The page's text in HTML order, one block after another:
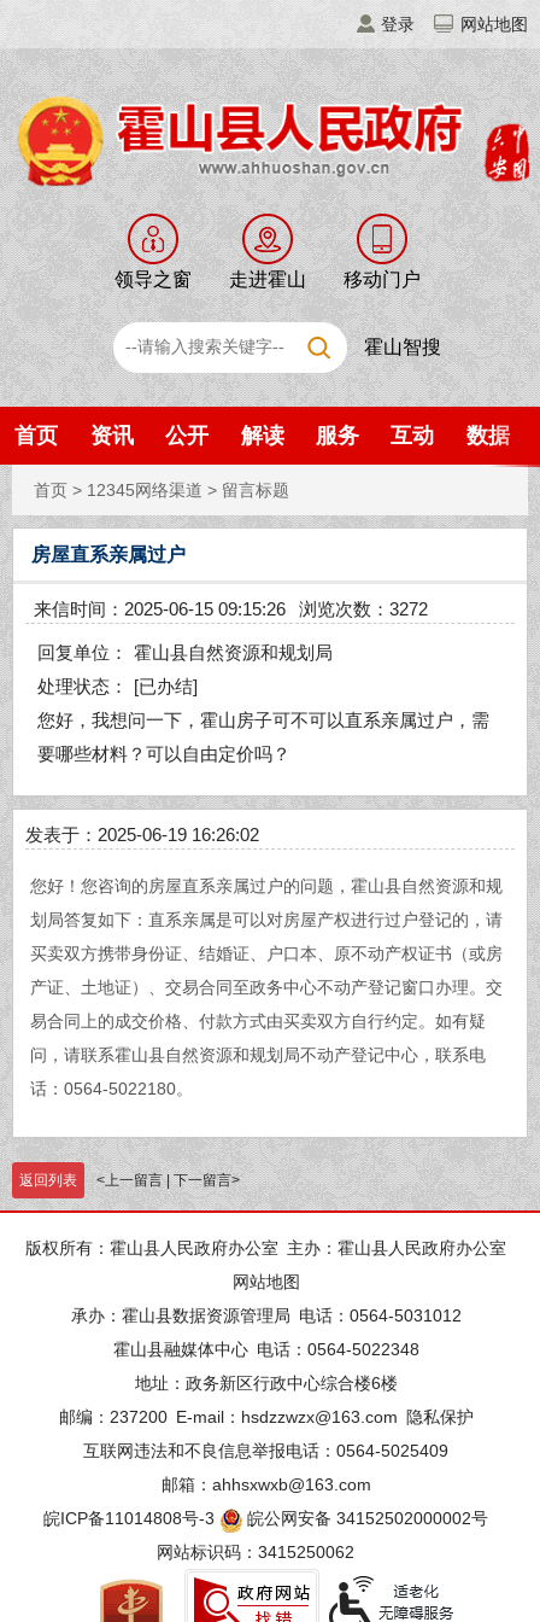
登录 网站地图
领导之窗 走进霍山 移动门户
霍山智搜
首页 资讯 公开 解读 服务 互动 数据
首页 > 12345网络渠道 > 留言标题
房屋直系亲属过户
来信时间：2025-06-15 09:15:26 浏览次数：3272
回复单位：
霍山县自然资源和规划局
处理状态：
[已办结]
您好，我想问一下，霍山房子可不可以直系亲属过户，需
要哪些材料？可以自由定价吗？
发表于：2025-06-19 16:26:02
您好！您咨询的房屋直系亲属过户的问题，霍山县自然资源和规
划局答复如下：直系亲属是可以对房屋产权进行过户登记的，请
买卖双方携带身份证、结婚证、户口本、原不动产权证书（或房
产证、土地证）、交易合同至政务中心不动产登记窗口办理。交
易合同上的成交价格、付款方式由买卖双方自行约定。如有疑
问，请联系霍山县自然资源和规划局不动产登记中心，联系电
话：0564-5022180。
返回列表 <上一留言 |下一留言>
版权所有：霍山县人民政府办公室 主办：霍山县人民政府办公室
网站地图
承办：霍山县数据资源管理局 电话：0564-5031012
霍山县融媒体中心 电话：0564-5022348
地址：政务新区行政中心综合楼6楼
邮编：237200 E-mail：hsdzzwzx@163.com
隐私保护
互联网违法和不良信息举报电话：0564-5025409
邮箱：ahhsxwxb@163.com
皖ICP备11014808号-3
皖公网安备 34152502000002号
网站标识码：3415250062